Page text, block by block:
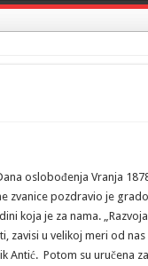
oslobođenja Vranja
zvanice pozdravio je
koja je za nama.
zavisi u velikoj meri od nas
Antić. Potom su uručena